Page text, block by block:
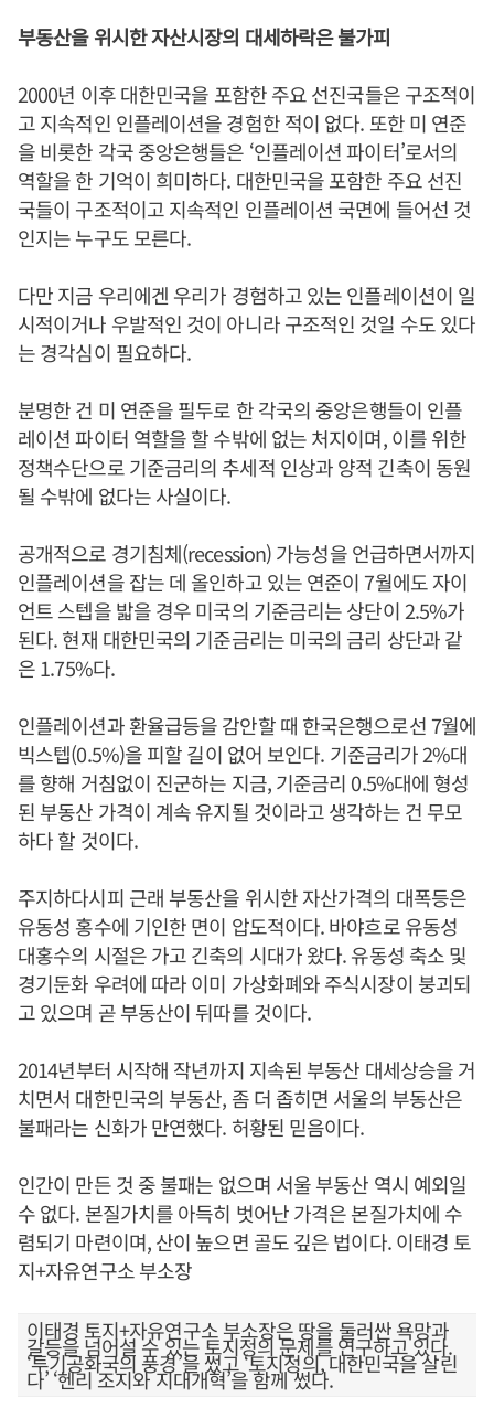
부동산을 위시한 자산시장의 대세하락은 불가피
2000년 이후 대한민국을 포함한 주요 선진국들은 구조적이
고 지속적인 인플레이션을 경험한 적이 없다. 또한 미 연준
을 비롯한 각국 중앙은행들은 ‘인플레이션 파이터’로서의
역할을 한 기억이 희미하다. 대한민국을 포함한 주요 선진
국들이 구조적이고 지속적인 인플레이션 국면에 들어선 것
인지는 누구도 모른다.
다만 지금 우리에겐 우리가 경험하고 있는 인플레이션이 일
시적이거나 우발적인 것이 아니라 구조적인 것일 수도 있다
는 경각심이 필요하다.
분명한 건 미 연준을 필두로 한 각국의 중앙은행들이 인플
레이션 파이터 역할을 할 수밖에 없는 처지이며, 이를 위한
정책수단으로 기준금리의 추세적 인상과 양적 긴축이 동원
될 수밖에 없다는 사실이다.
공개적으로 경기침체(recession) 가능성을 언급하면서까지
인플레이션을 잡는 데 올인하고 있는 연준이 7월에도 자이
언트 스텝을 밟을 경우 미국의 기준금리는 상단이 2.5%가
된다. 현재 대한민국의 기준금리는 미국의 금리 상단과 같
은 1.75%다.
인플레이션과 환율급등을 감안할 때 한국은행으로선 7월에
빅스텝(0.5%)을 피할 길이 없어 보인다. 기준금리가 2%대
를 향해 거침없이 진군하는 지금, 기준금리 0.5%대에 형성
된 부동산 가격이 계속 유지될 것이라고 생각하는 건 무모
하다 할 것이다.
주지하다시피 근래 부동산을 위시한 자산가격의 대폭등은
유동성 홍수에 기인한 면이 압도적이다. 바야흐로 유동성
대홍수의 시절은 가고 긴축의 시대가 왔다. 유동성 축소 및
경기둔화 우려에 따라 이미 가상화폐와 주식시장이 붕괴되
고 있으며 곧 부동산이 뒤따를 것이다.
2014년부터 시작해 작년까지 지속된 부동산 대세상승을 거
치면서 대한민국의 부동산, 좀 더 좁히면 서울의 부동산은
불패라는 신화가 만연했다. 허황된 믿음이다.
인간이 만든 것 중 불패는 없으며 서울 부동산 역시 예외일
수 없다. 본질가치를 아득히 벗어난 가격은 본질가치에 수
렴되기 마련이며, 산이 높으면 골도 깊은 법이다. 이태경 토
지+자유연구소 부소장
이태경 토지+자유연구소 부소장은 땅을 둘러싼 욕망과
갈등을 넘어설 수 있는 토지정의 문제를 연구하고 있다.
‘투기공화국의 풍경’을 썼고 ‘토지정의, 대한민국을 살린
다’ ‘헨리 조지와 지대개혁’을 함께 썼다.